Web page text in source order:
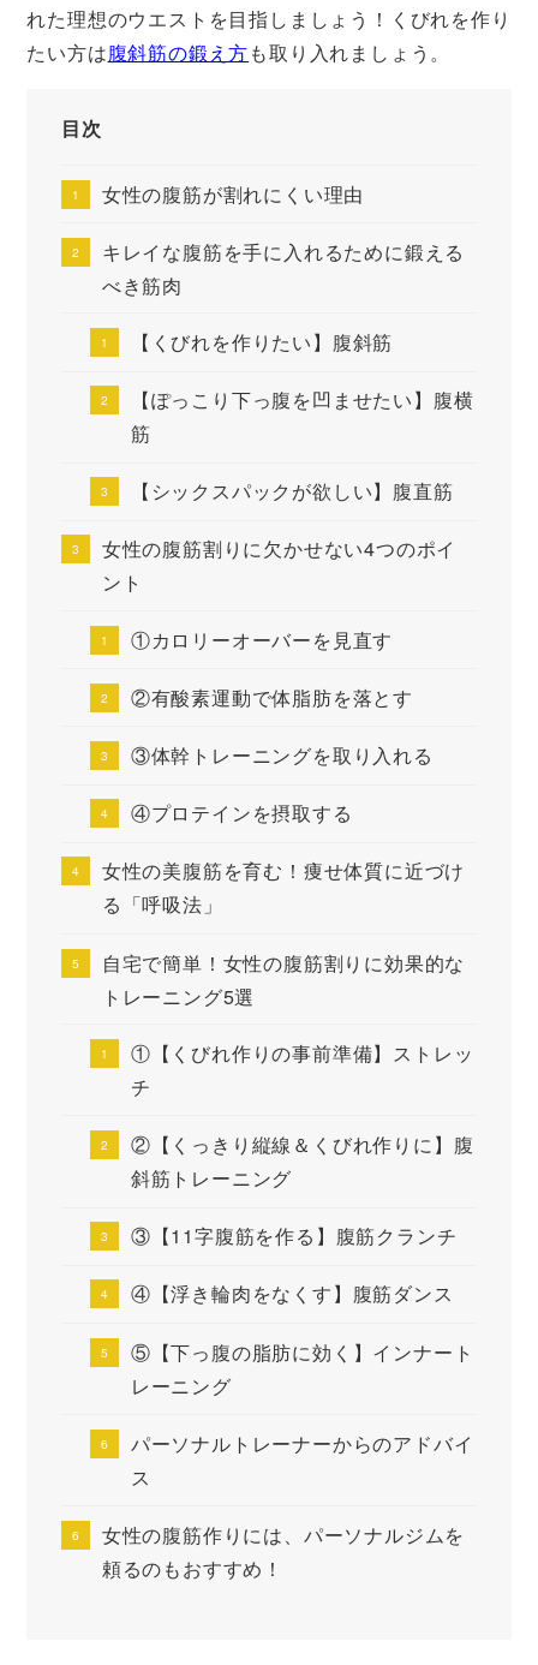
れた理想のウエストを目指しましょう！くびれを作り
たい方は腹斜筋の鍛え方も取り入れましょう。
目次
女性の腹筋が割れにくい理由
キレイな腹筋を手に入れるために鍛える
べき筋肉
【くびれを作りたい】腹斜筋
【ぽっこり下っ腹を凹ませたい】腹横
筋
【シックスパックが欲しい】腹直筋
女性の腹筋割りに欠かせない4つのポイ
ント
①カロリーオーバーを見直す
②有酸素運動で体脂肪を落とす
③体幹トレーニングを取り入れる
④プロテインを摂取する
女性の美腹筋を育む！痩せ体質に近づけ
る「呼吸法」
自宅で簡単！女性の腹筋割りに効果的な
トレーニング5選
①【くびれ作りの事前準備】ストレッ
チ
②【くっきり縦線＆くびれ作りに】腹
斜筋トレーニング
③【11字腹筋を作る】腹筋クランチ
④【浮き輪肉をなくす】腹筋ダンス
⑤【下っ腹の脂肪に効く】インナート
レーニング
パーソナルトレーナーからのアドバイ
ス
女性の腹筋作りには、パーソナルジムを
頼るのもおすすめ！